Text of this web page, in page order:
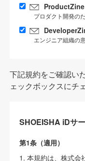
プロダクト開発の
エンジニア組織の
下記規約をご確認い
ェックボックスにチ
SHOEISHA iDサ
第1条（適用）
1. 本規約は、株式会